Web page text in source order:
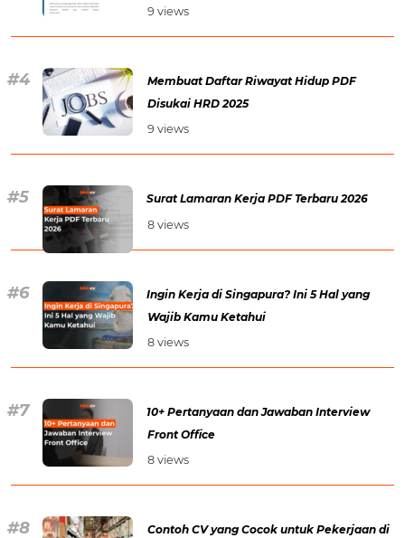
9 views
Membuat Daftar Riwayat Hidup PDF
Disukai HRD 2025
9 views
Surat Lamaran Kerja PDF Terbaru 2026
8 views
Ingin Kerja di Singapura? Ini 5 Hal yang
Wajib Kamu Ketahui
8 views
10+ Pertanyaan dan Jawaban Interview
Front Office
8 views
Contoh CV yang Cocok untuk Pekerjaan di